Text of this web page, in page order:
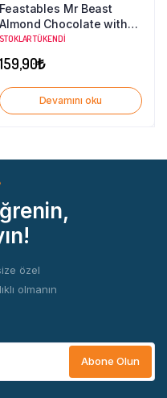
Feastables Mr Beast
Almond Chocolate with
Almond Chunks 60gr
STOKLAR TÜKENDI
159,90₺
Devamını oku
özel
olmanın